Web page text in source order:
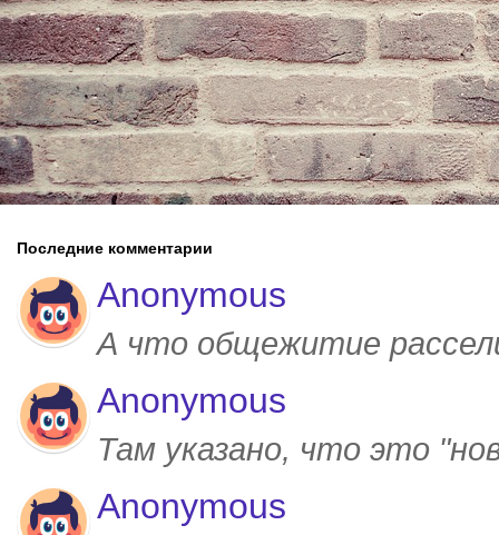
Последние комментарии
Anonymous
А что общежитие
Anonymous
Там указано, что это
Anonymous